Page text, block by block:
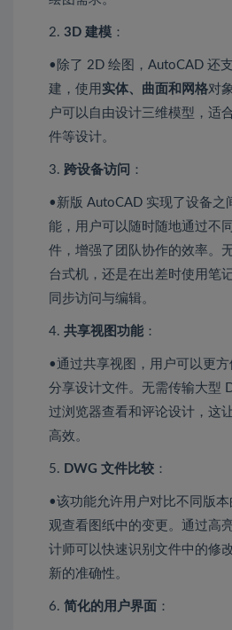
2. 3D 建模 ：
•除了 2D 绘图，AutoCAD 还
建，使用 实体、曲面和网格对
户可以自由设计三维模型，适
件等设计。
3. 跨设备访问 ：
•新版 AutoCAD 实现了设备之
能，用户可以随时随地通过不
件，增强了团队协作的效率。
台式机，还是在出差时使用笔
同步访问与编辑。
4. 共享视图功能 ：
•通过共享视图，用户可以更
分享设计文件。无需传输大型
过浏览器查看和评论设计，这
高效。
5. DWG 文件比较 ：
•该功能允许用户对比不同版
观查看图纸中的变更。通过高
计师可以快速识别文件中的修
新的准确性。
6. 简化的用户界面 ：